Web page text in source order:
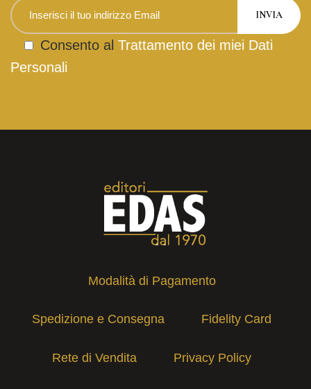
Consento al Trattamento dei miei Dati
Personali
Modalità di Pagamento
Spedizione e Consegna Fidelity Card
Rete di Vendita Privacy Policy